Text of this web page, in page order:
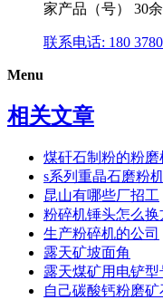
家产品（号） 30
联系电话: 180 3780
Menu
相关文章
煤矸石制粉的粉磨
s系列重晶石磨粉
昆山有哪些厂招工
粉碎机锤头怎么
生产粉碎机的公司
露天矿坡面角
露天煤矿用电铲型
自己碳酸钙粉磨